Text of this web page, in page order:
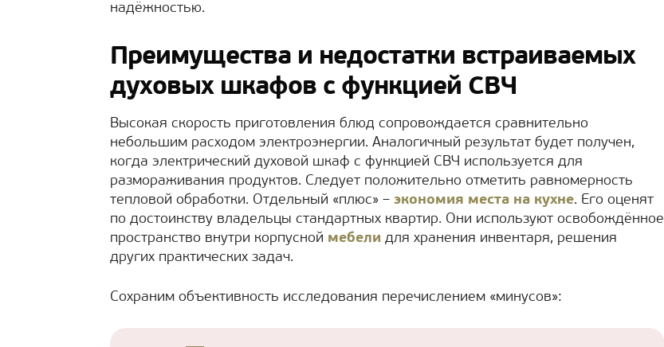
надёжностью.
Преимущества и недостатки встраиваемых
духовых шкафов с функцией СВЧ
Высокая скорость приготовления блюд сопровождается сравнительно
небольшим расходом электроэнергии. Аналогичный результат будет получен,
когда электрический духовой шкаф с функцией СВЧ используется для
размораживания продуктов. Следует положительно отметить равномерность
тепловой обработки. Отдельный «плюс» – экономия места на кухне. Его оценят
по достоинству владельцы стандартных квартир. Они используют освобождённое
пространство внутри корпусной мебели для хранения инвентаря, решения
других практических задач.
Сохраним объективность исследования перечислением «минусов»: